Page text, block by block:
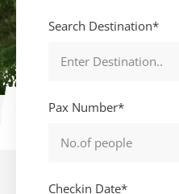
Search Destination*
Pax Number*
Checkin Date*